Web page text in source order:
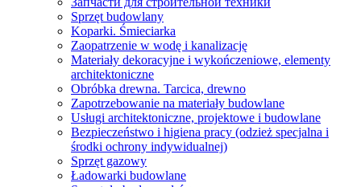
Sprzęt budowlany
Koparki. Śmieciarka
Zaopatrzenie w wodę i kanalizację
Materiały dekoracyjne i wykończeniowe, elementy
architektoniczne
Obróbka drewna. Tarcica, drewno
Zapotrzebowanie na materiały budowlane
Usługi architektoniczne, projektowe i budowlane
Bezpieczeństwo i higiena pracy (odzież specjalna i
środki ochrony indywidualnej)
Sprzęt gazowy
Ładowarki budowlane